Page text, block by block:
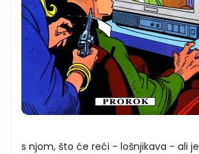
s njom, što će reći - lošnjikava - ali